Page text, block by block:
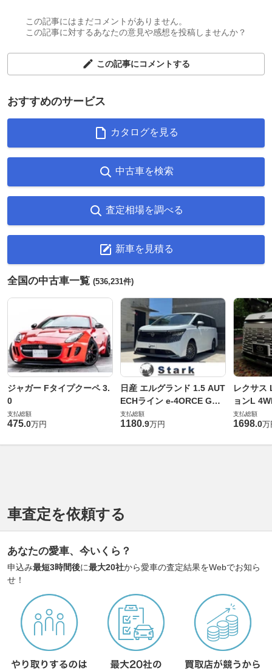
この記事にはまだコメントがありません。
この記事に対するあなたの意見や感想を投稿しませんか？
この記事にコメントする
おすすめのサービス
カタログを見る
中古車を検索
査定相場を調べる
新車を見積る
全国の中古車一覧 (536,231件)
ジャガー Fタイプクーペ 3.
0
支払総額
475.0万円
日産 エルグランド 1.5 AUT
ECHライン e-4ORCE Gス
ペック 4WD
支払総額
1180.9万円
レクサス
ョンL
支払総額
1698.0万
車査定を依頼する
あなたの愛車、今いくら？
申込み最短3時間後に最大20社から愛車の査定結果をWebでお知ら
せ！